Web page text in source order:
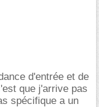
d'entrée et de
que j'arrive pas
spécifique a un